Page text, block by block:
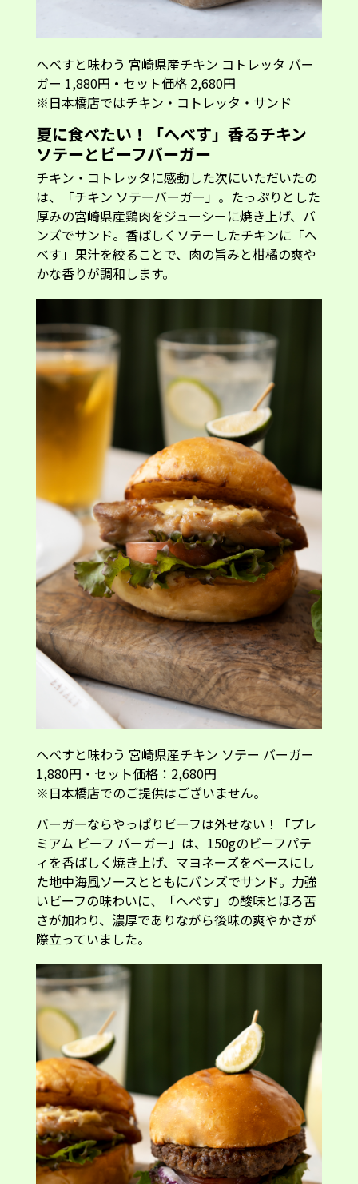
へべすと味わう 宮崎県産チキン コトレッタ バー
ガー 1,880円 ・ セット価格 2,680円
※日本橋店ではチキン・コトレッタ・サンド
夏に食べたい！「へべす」香るチキン
ソテーとビーフバーガー
チキン・コトレッタに感動した次にいただいたの
は、「チキン ソテーバーガー」。たっぷりとした
厚みの宮崎県産鶏肉をジューシーに焼き上げ、バ
ンズでサンド。香ばしくソテーしたチキンに「へ
べす」果汁を絞ることで、肉の旨みと柑橘の爽や
かな香りが調和します。
へべすと味わう 宮崎県産チキン ソテー バーガー
1,880円・セット価格：2,680円
※日本橋店でのご提供はございません。
バーガーならやっぱりビーフは外せない！「プレ
ミアム ビーフ バーガー」は、150gのビーフパテ
ィを香ばしく焼き上げ、マヨネーズをベースにし
た地中海風ソースとともにバンズでサンド。力強
いビーフの味わいに、「へべす」の酸味とほろ苦
さが加わり、濃厚でありながら後味の爽やかさが
際立っていました。